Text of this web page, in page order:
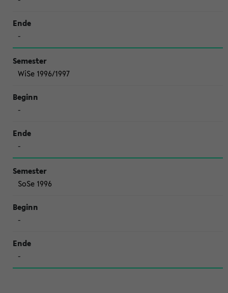
-
WiSe 1996/1997
-
-
SoSe 1996
-
-